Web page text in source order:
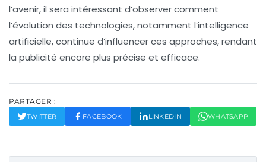
l’avenir, il sera intéressant d’observer comment
l’évolution des technologies, notamment l’intelligence
artificielle, continue d’influencer ces approches, rendant
la publicité encore plus précise et efficace.
PARTAGER :
TWITTER FACEBOOK LINKEDIN WHATSAPP